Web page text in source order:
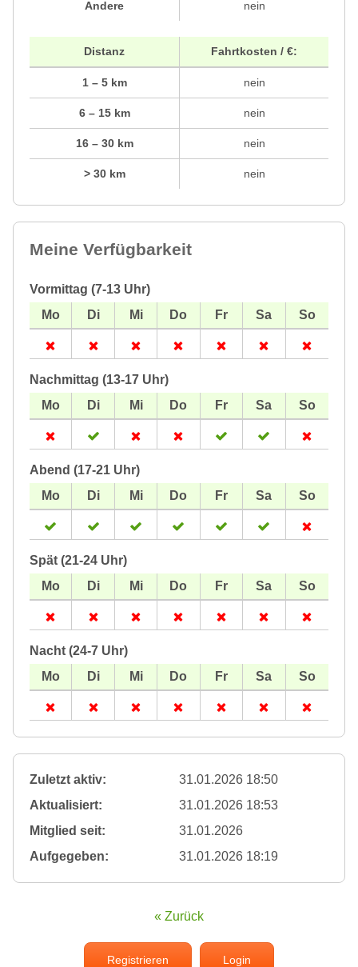
Andere nein
Distanz
1 – 5 km
6 – 15 km
16 – 30 km
> 30 km
Fahrtkosten / €:
nein
nein
nein
nein
Meine Verfügbarkeit
Vormittag (7-13 Uhr)
Nachmittag (13-17 Uhr)
Abend (17-21 Uhr)
Spät (21-24 Uhr)
Nacht (24-7 Uhr)
Zuletzt aktiv:
31.01.2026 18:50
Aktualisiert:
31.01.2026 18:53
Mitglied seit:
31.01.2026
Aufgegeben:
31.01.2026 18:19
« Zurück
Registrieren Login